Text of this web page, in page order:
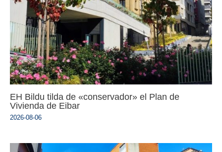
EH Bildu tilda de «conservador» el Plan de
Vivienda de Eibar
2026-08-06